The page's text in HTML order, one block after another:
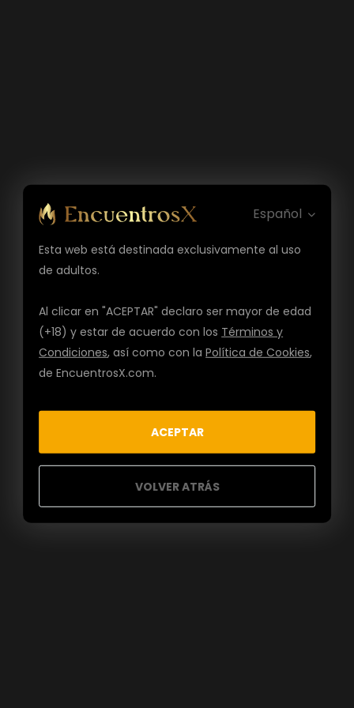
Español
Esta web está destinada exclusivamente al uso
de adultos.
Al clicar en "ACEPTAR" declaro ser mayor de edad
(+18) y estar de acuerdo con los Términos y
Condiciones, así como con laPolítica de Cookies,
de EncuentrosX.com.
ACEPTAR
VOLVER ATRÁS